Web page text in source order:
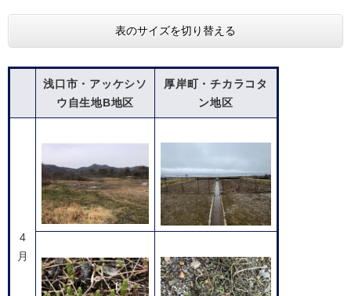
表のサイズを切り替える
浅口市・アッケシソ
ウ自生地B地区
厚岸町・チカラコタ
ン地区
4
月